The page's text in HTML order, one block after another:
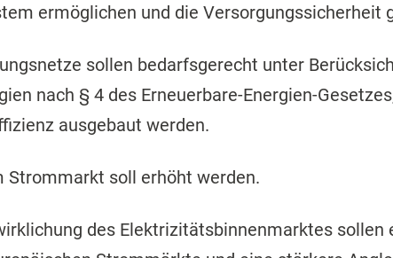
ermöglichen und die Versorgungssicherheit
sollen bedarfsgerecht unter
nach § 4 des Erneuerbare-Energien-
ausgebaut werden.
Strommarkt soll erhöht werden.
des Elektrizitätsbinnenmarktes sollen